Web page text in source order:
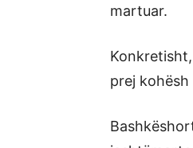
martuar.
prej